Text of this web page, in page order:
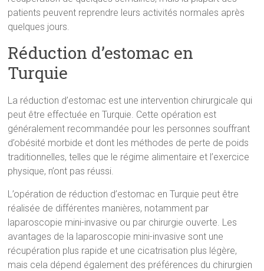
patients peuvent reprendre leurs activités normales après
quelques jours.
Réduction d’estomac en
Turquie
La réduction d’estomac est une intervention chirurgicale qui
peut être effectuée en Turquie. Cette opération est
généralement recommandée pour les personnes souffrant
d’obésité morbide et dont les méthodes de perte de poids
traditionnelles, telles que le régime alimentaire et l’exercice
physique, n’ont pas réussi.
L’opération de réduction d’estomac en Turquie peut être
réalisée de différentes manières, notamment par
laparoscopie mini-invasive ou par chirurgie ouverte. Les
avantages de la laparoscopie mini-invasive sont une
récupération plus rapide et une cicatrisation plus légère,
mais cela dépend également des préférences du chirurgien